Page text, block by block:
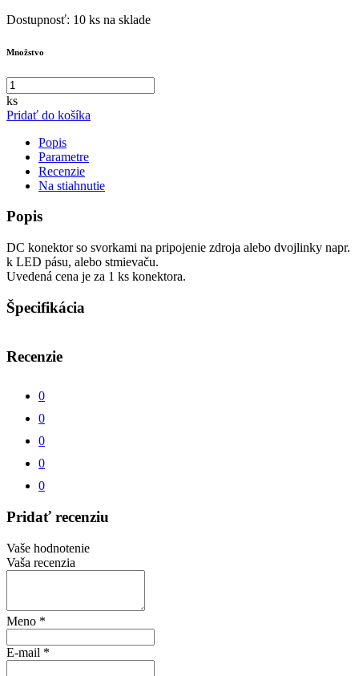
Dostupnosť: 10 ks na sklade
Množstvo
ks
Pridať do košíka
Popis
Parametre
Recenzie
Na stiahnutie
Popis
DC konektor so svorkami na pripojenie zdroja alebo dvojlinky napr.
k LED pásu, alebo stmievaču.
Uvedená cena je za 1 ks konektora.
Špecifikácia
Recenzie
0
0
0
0
0
Pridať recenziu
Vaše hodnotenie
Vaša recenzia
Meno *
E-mail *